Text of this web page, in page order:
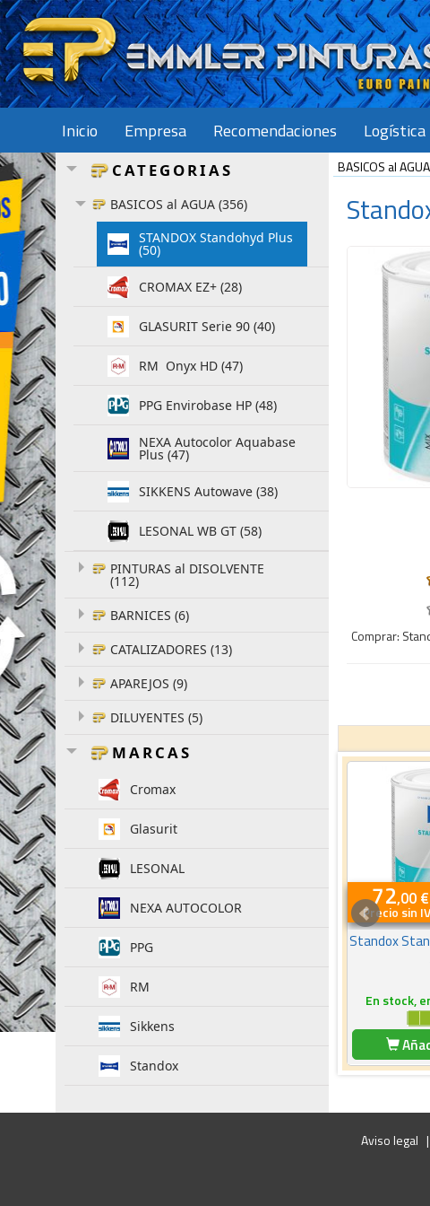
Inicio Empresa Recomendaciones Logística
CATEGORIAS
BASICOS al AGUA (356)
STANDOX Standohyd Plus
(50)
CROMAX EZ+ (28)
GLASURIT Serie 90 (40)
RM Onyx HD (47)
PPG Envirobase HP (48)
NEXA Autocolor Aquabase
Plus (47)
SIKKENS Autowave (38)
LESONAL WB GT (58)
PINTURAS al DISOLVENTE
(112)
BARNICES (6)
CATALIZADORES (13)
APAREJOS (9)
DILUYENTES (5)
MARCAS
Cromax
Glasurit
LESONAL
NEXA AUTOCOLOR
PPG
RM
Sikkens
Standox
BASICOS al AGUA
Comprar:
72,00 €
Precio sin
En stock,
Standox
Aviso legal |